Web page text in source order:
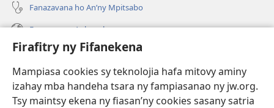
Firafitry ny Fifanekena
Mampiasa cookies sy teknolojia hafa mitovy aminy
izahay mba handeha tsara ny fampiasanao ny jw.org.
Tsy maintsy ekena ny fiasan’ny cookies sasany satria
Fanazavana ho An’ny Mpitsabo
Fanazavana Ankapobeny
Fanampiana
Fanomezana
(manokatra
rohy)